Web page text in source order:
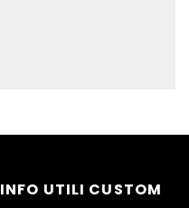
INFO UTILI CUSTOM